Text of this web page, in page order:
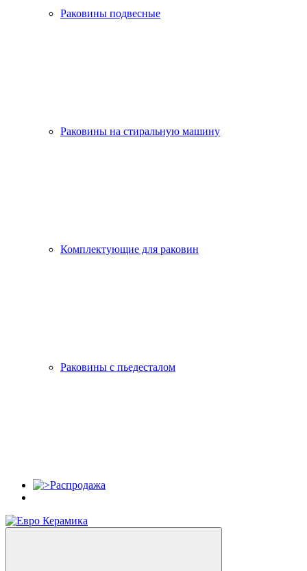
Раковины подвесные
Раковины на стиральную машину
Комплектующие для раковин
Раковины с пьедесталом
Распродажа